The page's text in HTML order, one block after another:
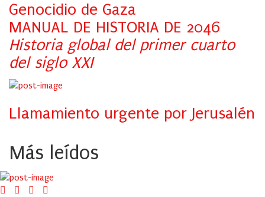
Genocidio de Gaza
MANUAL DE HISTORIA DE 2046
Historia global del primer cuarto
del siglo XXI
Llamamiento urgente por Jerusalén
Más leídos